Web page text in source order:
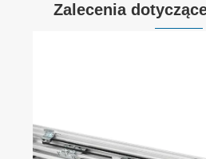
Zalecenia
Zobacz więcej >>